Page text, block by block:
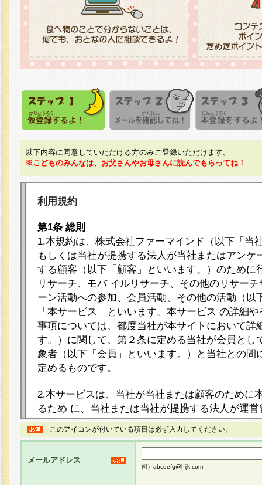
以下内容に同意していただける方のみご登録いただけます。
※こどものみんなは、お父さんやお母さんに読んでもらってね！
利用規約
第1条 総則
1.本規約は、株式会社ファーマインド（以下「当
もしくは当社が提携する法人が当社またはアンケ
する顧客（以下「顧客」といいます。）のために
リサーチ、モバ イルリサーチ、その他のリサー
ーン活動への参加、会員活動、その他の活動（以
「本サービス」といいます。本サービス の詳細
事項については、都度当社が本サイトにおいて詳
す。）に関して、第２条に定める当社が会員とし
象者（以下「会員」といいます。）と当社との間
定めるものです。
2.本サービスは、当社が当社または顧客のために
るため に、当社または当社が提携する法人が運
ト（以下「本サイト」といいます。）上に本サー
ージを設け、会員がアンケー ト調査に回答する
し、その結果を当社が集計・分析その他の利用を
るものです。なお、本サービスは、それぞれの目
員に対して本サービスの依頼を行うこともあり、
このアイコンが付いている項目は必ず入力してください。
メールアドレス
例）abcdefg@hijk.com